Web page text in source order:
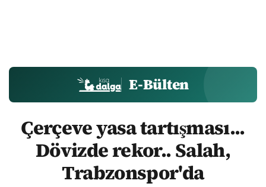
E-Bülten
Çerçeve yasa tartışması...
Dövizde rekor.. Salah,
Trabzonspor'da